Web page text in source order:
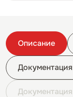
Описание